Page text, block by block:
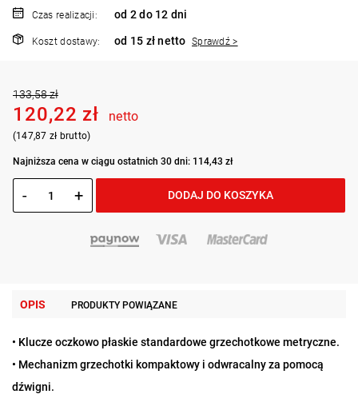
Czas realizacji: od 2 do 12 dni
Koszt dostawy: od 15 zł netto Sprawdź >
133,58 zł
120,22 zł netto
(147,87 zł brutto)
Najniższa cena w ciągu ostatnich 30 dni: 114,43 zł
- + DODAJ DO KOSZYKA
OPIS PRODUKTY POWIĄZANE
• Klucze oczkowo płaskie standardowe grzechotkowe metryczne.
• Mechanizm grzechotki kompaktowy i odwracalny za pomocą
dźwigni.